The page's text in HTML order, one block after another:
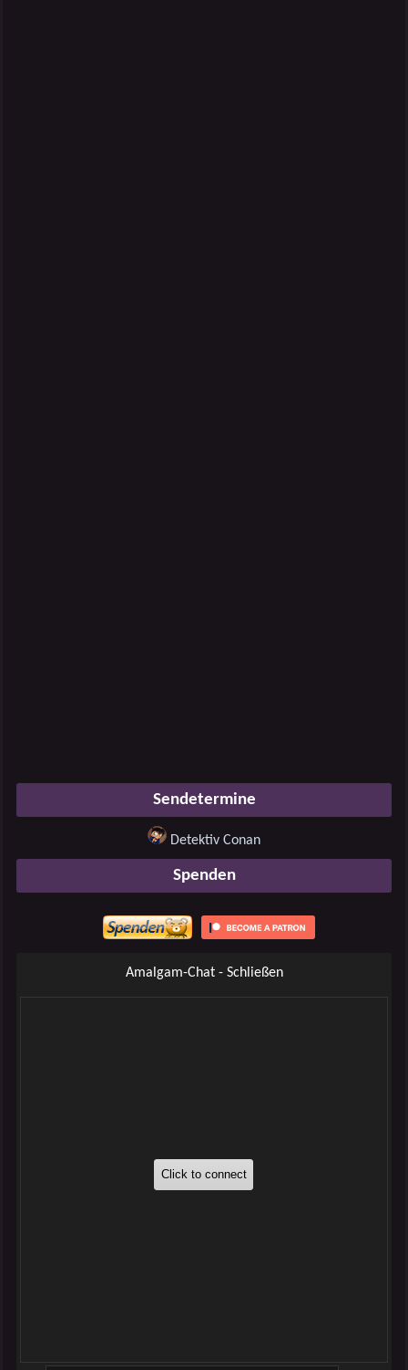
Sendetermine
Detektiv Conan
Spenden
Amalgam-Chat - Schließen